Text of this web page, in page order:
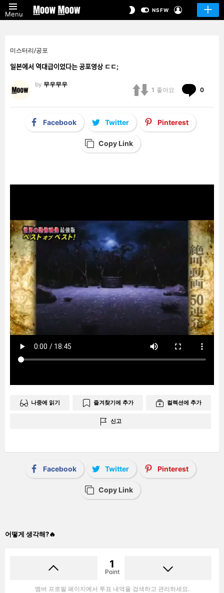
Menu
SWITCHNSFW
미스터리/공포
일본에서 역대급이었다는 공포영상 ㄷㄷ;
by 무우무우
1 좋아요 0
Facebook Twitter Pinterest
Copy Link
나중에 읽기 즐겨찾기에 추가 컬렉션에 추가
신고
Facebook Twitter Pinterest
Copy Link
어떻게 생각해?🔥
1
Point
멤버 프로필 페이지에서 투표 내역을 검색하고 관리하세요.